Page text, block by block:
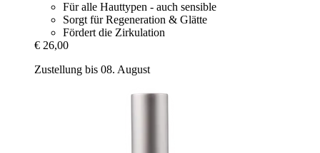
Für alle Hauttypen - auch sensible
Sorgt für Regeneration & Glätte
Fördert die Zirkulation
€ 26,00
Zustellung bis 08. August